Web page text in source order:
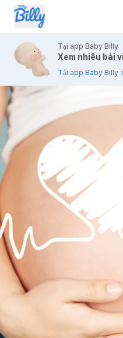
Tại app Baby Billy
Xem nhiều bài
Tải app Baby Billy